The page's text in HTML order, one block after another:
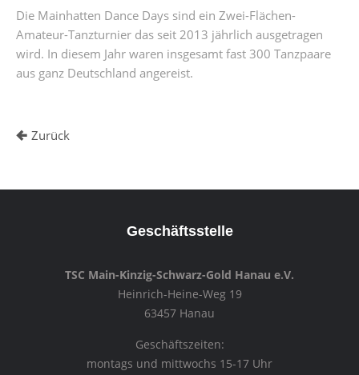
Die Mainhatten Dance Days sind ein Zwei-Flächen-
Amateur-Tanzturnier das seit 2013 jährlich ausgetragen
wird. In diesem Jahr waren insgesamt fast 300 Tanzpaare
aus ganz Deutschland angereist.
Zurück
Geschäftsstelle
TSC Main-Kinzig-Schwarz-Gold Hanau e.V.
Heinrich-Heine-Weg 19
63457 Hanau
Geschäftszeiten:
montags und mittwochs 15-17 Uhr